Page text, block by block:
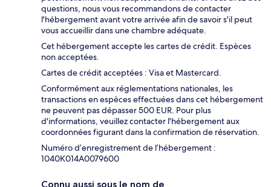
questions, nous vous recommandons de contacter
l'hébergement avant votre arrivée afin de savoir s'il peut
vous accueillir dans une chambre adéquate.
Cet hébergement accepte les cartes de crédit. Espèces
non acceptées.
Cartes de crédit acceptées : Visa et Mastercard.
Conformément aux réglementations nationales, les
transactions en espèces effectuées dans cet hébergement
ne peuvent pas dépasser 500 EUR. Pour plus
d'informations, veuillez contacter l'hébergement aux
coordonnées figurant dans la confirmation de réservation.
Numéro d’enregistrement de l’hébergement :
1040Κ014A0079600
Connu aussi sous le nom de